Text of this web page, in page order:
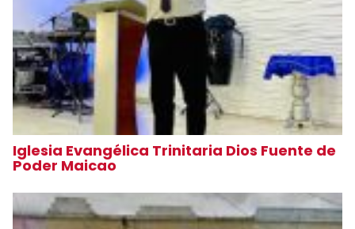
Iglesia Evangélica Trinitaria Dios Fuente de
Poder Maicao